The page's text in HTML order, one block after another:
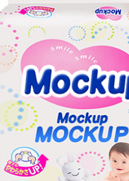
flexotrykpresse har